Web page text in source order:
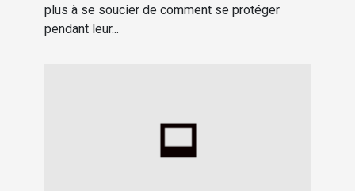
plus à se soucier de comment se protéger
pendant leur...